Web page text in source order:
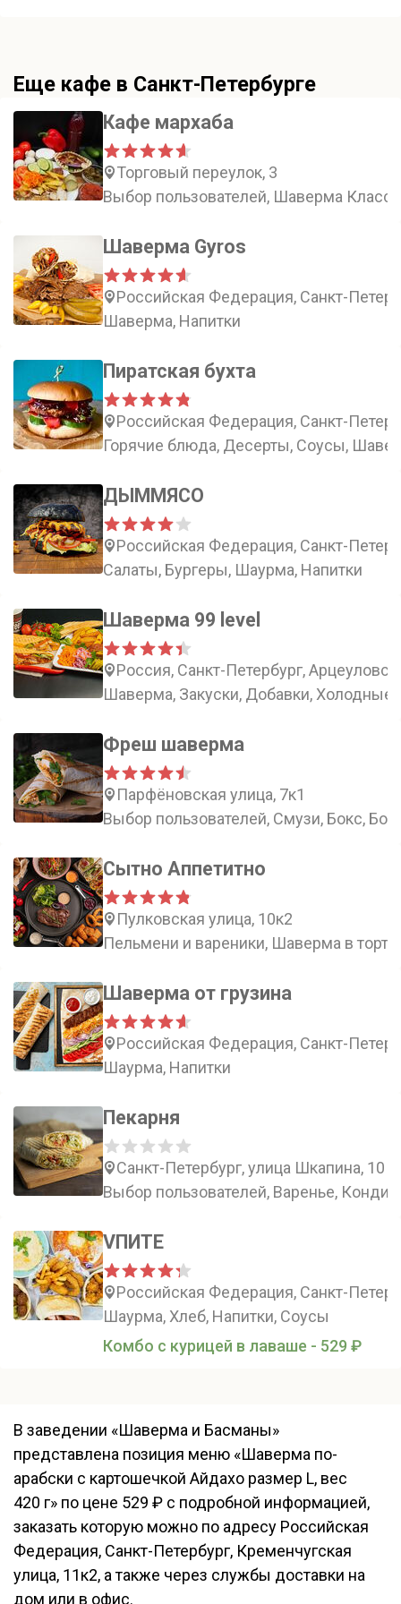
Еще кафе в Санкт-Петербурге
Кафе мархаба
Торговый переулок, 3
Выбор пользователей, Шаверма
Шаверма Gyros
Российская Федерация, Санкт-
Шаверма, Напитки
Пиратская бухта
Российская Федерация, Санкт-
Горячие блюда, Десерты, Соусы,
ДЫММЯСО
Российская Федерация, Санкт-
Салаты, Бургеры, Шаурма, Напитки
Шаверма 99 level
Россия, Санкт-Петербург,
Шаверма, Закуски, Добавки, Холодные
Фреш шаверма
Парфёновская улица, 7к1
Выбор пользователей, Смузи, Бокс,
Сытно Аппетитно
Пулковская улица, 10к2
Пельмени и вареники, Шаверма в
Шаверма от грузина
Российская Федерация, Санкт-
Шаурма, Напитки
Пекарня
Санкт-Петербург, улица Шкапина, 10
Выбор пользователей, Варенье,
VПИТЕ
Российская Федерация, Санкт-
Шаурма, Хлеб, Напитки, Соусы
Комбо с курицей в лаваше - 529 ₽
В заведении «Шаверма и Басманы»
представлена позиция меню «Шаверма по-
арабски с картошечкой Айдахо размер L, вес
420 г» по цене 529 ₽ с подробной информацией,
заказать которую можно по адресу Российская
Федерация, Санкт-Петербург, Кременчугская
улица, 11к2, а также через службы доставки на
дом или в офис.